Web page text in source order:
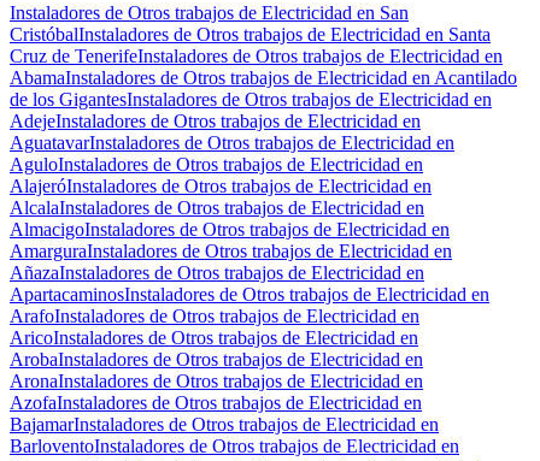
Instaladores de Otros trabajos de Electricidad en San
CristóbalInstaladores de Otros trabajos de Electricidad en Santa
Cruz de TenerifeInstaladores de Otros trabajos de Electricidad en
AbamaInstaladores de Otros trabajos de Electricidad en Acantilado
de los GigantesInstaladores de Otros trabajos de Electricidad en
AdejeInstaladores de Otros trabajos de Electricidad en
AguatavarInstaladores de Otros trabajos de Electricidad en
AguloInstaladores de Otros trabajos de Electricidad en
AlajeróInstaladores de Otros trabajos de Electricidad en
AlcalaInstaladores de Otros trabajos de Electricidad en
AlmacigoInstaladores de Otros trabajos de Electricidad en
AmarguraInstaladores de Otros trabajos de Electricidad en
AñazaInstaladores de Otros trabajos de Electricidad en
ApartacaminosInstaladores de Otros trabajos de Electricidad en
ArafoInstaladores de Otros trabajos de Electricidad en
AricoInstaladores de Otros trabajos de Electricidad en
ArobaInstaladores de Otros trabajos de Electricidad en
AronaInstaladores de Otros trabajos de Electricidad en
AzofaInstaladores de Otros trabajos de Electricidad en
BajamarInstaladores de Otros trabajos de Electricidad en
BarloventoInstaladores de Otros trabajos de Electricidad en